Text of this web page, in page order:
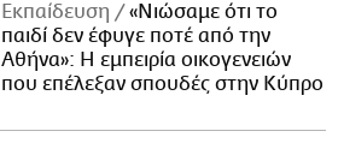
Εκπαίδευση
«Νιώσαμε ότι το
παιδί δεν έφυγε ποτέ από την
Αθήνα»: Η εμπειρία οικογενειών
που επέλεξαν σπουδές στην Κύπρο